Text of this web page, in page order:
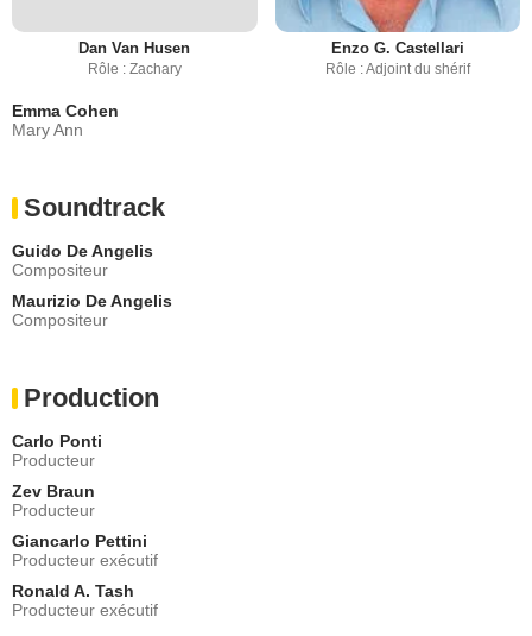
Dan Van Husen
Rôle : Zachary
Enzo G. Castellari
Rôle : Adjoint du shérif
Emma Cohen
Mary Ann
Soundtrack
Guido De Angelis
Compositeur
Maurizio De Angelis
Compositeur
Production
Carlo Ponti
Producteur
Zev Braun
Producteur
Giancarlo Pettini
Producteur exécutif
Ronald A. Tash
Producteur exécutif